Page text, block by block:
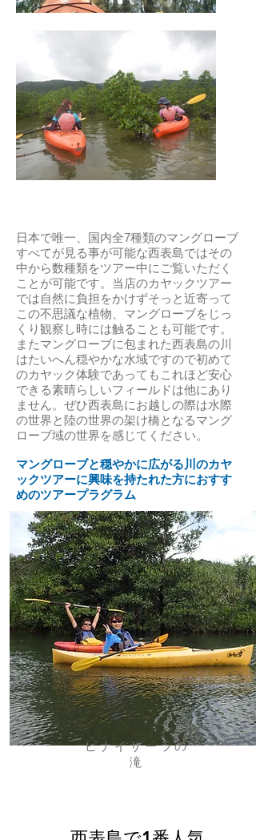
日本で唯一、国内全7種類のマングローブ
すべてが見る事が可能な西表島ではその
中から数種類をツアー中にご覧いただく
ことが可能です。当店のカヤックツアー
では自然に負担をかけずそっと近寄って
この不思議な植物、マングローブをじっ
くり観察し時には触ることも可能です。
またマングローブに包まれた西表島の川
はたいへん穏やかな水域ですので初めて
のカヤック体験であってもこれほど安心
できる素晴らしいフィールドは他にあり
ません。ぜひ西表島にお越しの際は水際
の世界と陸の世界の架け橋となるマング
ローブ域の世界を感じてください。
マングローブと穏やかに広がる川のカヤ
ックツアーに興味を持たれた方におすす
めのツアープラグラム
ピナイサーラの
滝